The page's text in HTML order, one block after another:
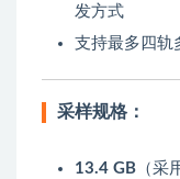
发方式
支持最多四轨
采样规格：
13.4 GB （采